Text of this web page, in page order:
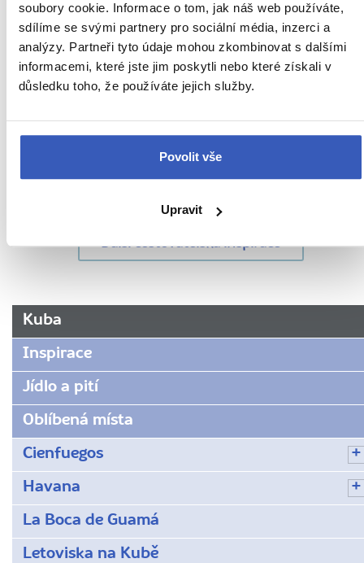
soubory cookie. Informace o tom, jak náš web používáte,
sdílíme se svými partnery pro sociální média, inzerci a
analýzy. Partneři tyto údaje mohou zkombinovat s dalšími
informacemi, které jste jim poskytli nebo které získali v
důsledku toho, že používáte jejich služby.
Povolit vše
Upravit
Oblíbená místa
impozantními budovami, které vynikají
5263 přečtení
Další cestovatelská inspirace
URL
www.radynacestu.cz/magazin/la-
de-
guama/
Kuba
Inspirace
Jídlo a pití
Oblíbená místa
Cienfuegos
Havana
La Boca de Guamá
Letoviska na Kubě